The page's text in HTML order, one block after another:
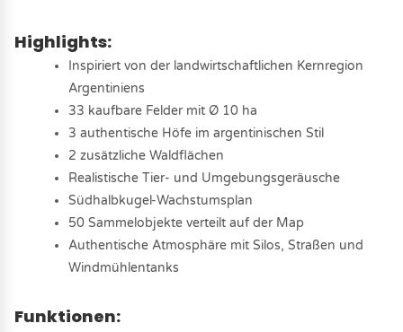
Highlights:
Inspiriert von der landwirtschaftlichen Kernregion
Argentiniens
33 kaufbare Felder mit Ø 10 ha
3 authentische Höfe im argentinischen Stil
2 zusätzliche Waldflächen
Realistische Tier- und Umgebungsgeräusche
Südhalbkugel-Wachstumsplan
50 Sammelobjekte verteilt auf der Map
Authentische Atmosphäre mit Silos, Straßen und
Windmühlentanks
Funktionen: